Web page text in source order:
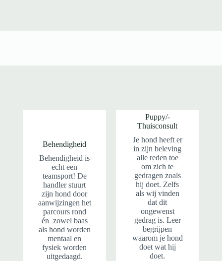
Behendigheid
Behendigheid is
echt een
teamsport! De
handler stuurt
zijn hond door
aanwijzingen het
parcours rond
én zowel baas
als hond worden
mentaal en
fysiek worden
uitgedaagd.
Puppy/-
Thuisconsult
Je hond heeft er
in zijn beleving
alle reden toe
om zich te
gedragen zoals
hij doet. Zelfs
als wij vinden
dat dit
ongewenst
gedrag is. Leer
begrijpen
waarom je hond
doet wat hij
doet.